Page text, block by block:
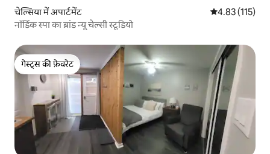
चेल्सिया में अपार्टमेंट औसत रेटिंग 5 में से
4.83 (115)
नॉर्डिक स्पा का ब्रांड न्यू चेल्सी स्टूडियो
गेस्ट्स की फ़ेवरेट
गेस्ट्स की फ़ेवरेट